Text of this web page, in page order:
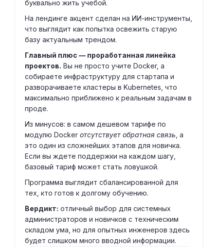
буквально жить учебой.
На лендинге акцент сделан на ИИ-инструменты,
что выглядит как попытка освежить старую
базу актуальным трендом.
Главный плюс — проработанная линейка
проектов. Вы не просто учите Docker, а
собираете инфраструктуру для стартапа и
разворачиваете кластеры в Kubernetes, что
максимально приближено к реальным задачам в
проде.
Из минусов: в самом дешевом тарифе по
модулю Docker отсутствует обратная связь , а
это один из сложнейших этапов для новичка.
Если вы ждете поддержки на каждом шагу,
базовый тариф может стать ловушкой.
Программа выглядит сбалансированной для
тех, кто готов к долгому обучению.
Вердикт: отличный выбор для системных
администраторов и новичков с техническим
складом ума, но для опытных инженеров здесь
будет слишком много вводной информации.